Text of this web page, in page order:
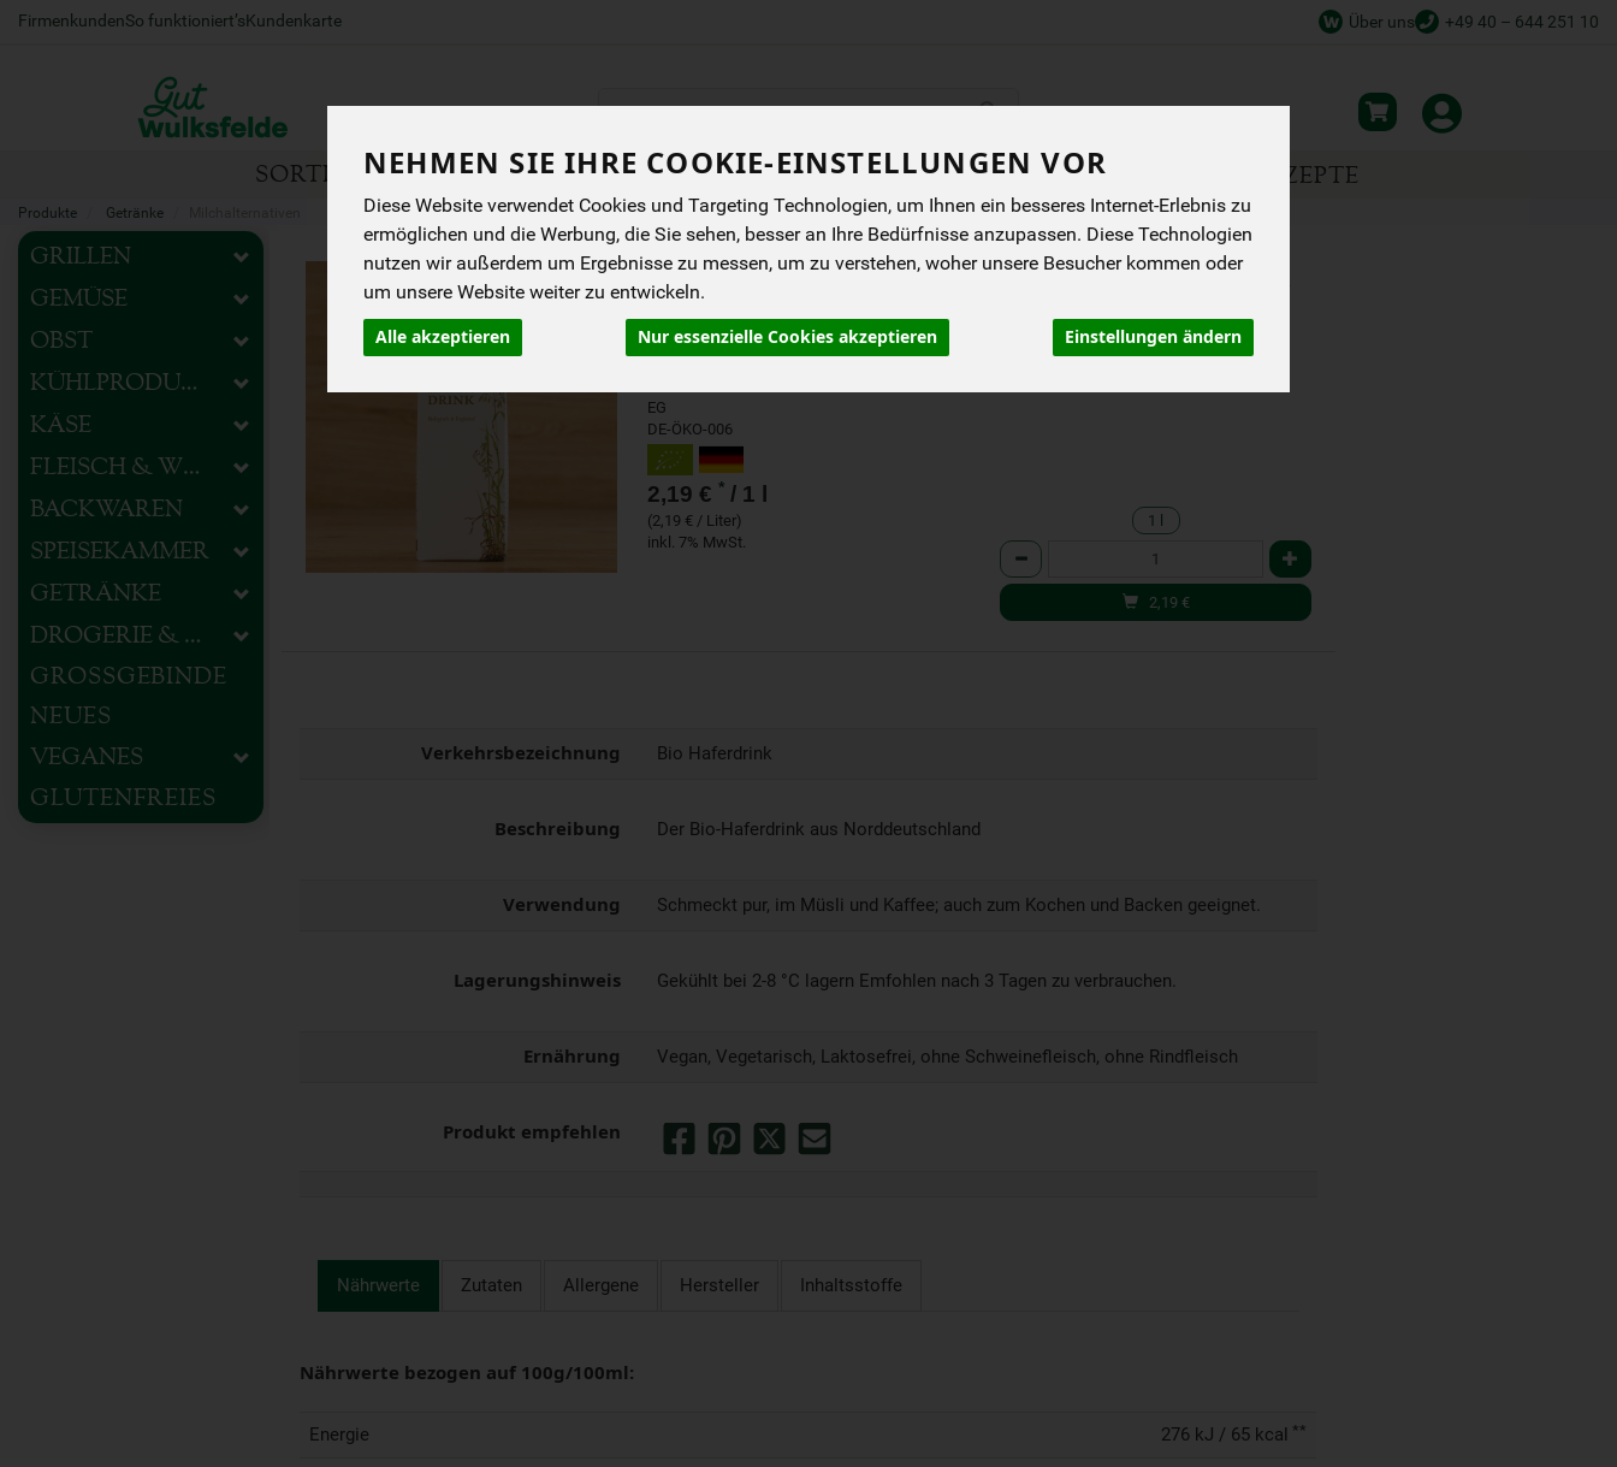
NEHMEN SIE IHRE COOKIE-EINSTELLUNGEN VOR
Diese Website verwendet Cookies und Targeting Technologien, um Ihnen ein besseres Internet-Erlebnis zu
ermöglichen und die Werbung, die Sie sehen, besser an Ihre Bedürfnisse anzupassen. Diese Technologien
nutzen wir außerdem um Ergebnisse zu messen, um zu verstehen, woher unsere Besucher kommen oder
um unsere Website weiter zu entwickeln.
Alle akzeptieren Nur essenzielle Cookies akzeptieren Einstellungen ändern
FirmenkundenSo funktioniert’sKundenkarte +49 40 – 644 251 10
Über uns
SORTIMENT HOFEIGENES BIOKISTEN ANGEBOTE NEUES INSPIRATION REZEPTE
Produkte Getränke
GRILLEN
GEMÜSE
OBST
KÜHLPRODUKTE
KÄSE
FLEISCH & WURST
BACKWAREN
SPEISEKAMMER
GETRÄNKE
DROGERIE & HAUSHALT
GROSSGEBINDE
NEUES
VEGANES
GLUTENFREIES
HAMFELDER FRISCHER HAFERDRINK
Bio-Haferdrink aus Norddeutschland
EG
DE-ÖKO-006
2,19 € * / 1 l
(2,19 € / Liter)
inkl. 7% MwSt.
1 l
Anzahl
2,19 €
Verkehrsbezeichnung Bio Haferdrink
Beschreibung Der Bio-Haferdrink aus Norddeutschland
Verwendung Schmeckt pur, im Müsli und Kaffee; auch zum Kochen und Backen geeignet.
Lagerungshinweis Gekühlt bei 2-8 °C lagern Emfohlen nach 3 Tagen zu verbrauchen.
Ernährung Vegan, Vegetarisch, Laktosefrei, ohne Schweinefleisch, ohne Rindfleisch
Produkt empfehlen
Nährwerte Zutaten Allergene Hersteller Inhaltsstoffe
Nährwerte bezogen auf 100g/100ml:
Energie 276 kJ / 65 kcal **